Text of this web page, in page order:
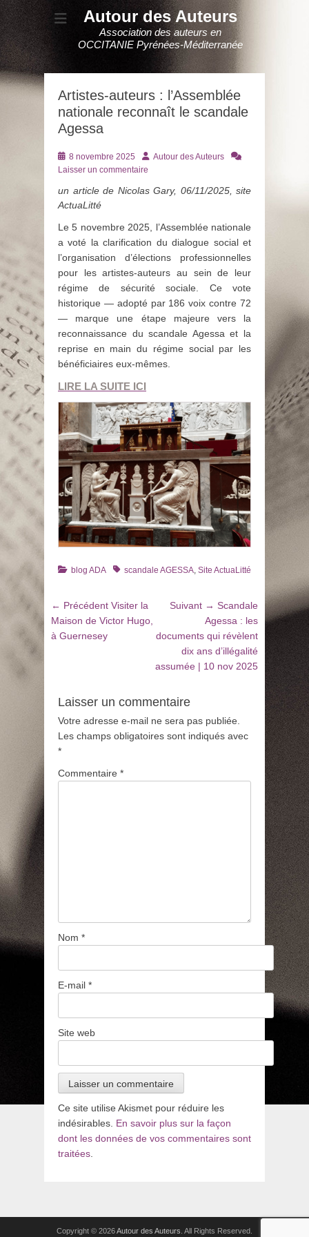
Autour des Auteurs
Association des auteurs en
OCCITANIE Pyrénées-Méditerranée
Artistes-auteurs : l’Assemblée
nationale reconnaît le scandale
Agessa
Posté
le
8 novembre 2025 AuteurAutour des Auteurs
Laisser un commentaire
un article de Nicolas Gary, 06/11/2025, site
ActuaLitté
Le 5 novembre 2025, l’Assemblée nationale
a voté la clarification du dialogue social et
l’organisation d’élections professionnelles
pour les artistes-auteurs au sein de leur
régime de sécurité sociale. Ce vote
historique — adopté par 186 voix contre 72
— marque une étape majeure vers la
reconnaissance du scandale Agessa et la
reprise en main du régime social par les
bénéficiaires eux-mêmes.
LIRE LA SUITE ICI
Catégories
blog ADA Tagsscandale AGESSA, Site ActuaLitté
Navigation
de
l’article
← Précédent Article
précédent
Visiter la
Maison de Victor Hugo,
à Guernesey
Suivant → Article
suivant
:
Scandale
Agessa : les
documents qui révèlent
dix ans d’illégalité
assumée | 10 nov 2025
Laisser un commentaire
Votre adresse e-mail ne sera pas publiée.
Les champs obligatoires sont indiqués avec
*
Commentaire *
Nom *
E-mail *
Site web
Ce site utilise Akismet pour réduire les
indésirables. En savoir plus sur la façon
dont les données de vos commentaires sont
traitées
Copyright © 2026Autour des Auteurs . All Rights Reserved.